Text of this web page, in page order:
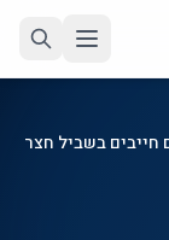
חייבים בשביל חצר